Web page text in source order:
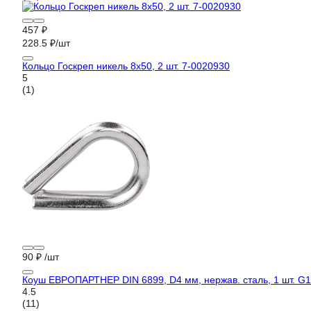
457 ₽
228.5 ₽/шт
Кольцо Госкреп никель 8х50, 2 шт. 7-0020930
5
(1)
90 ₽ /шт
Коуш ЕВРОПАРТНЕР DIN 6899, D4 мм, нержав. сталь, 1 шт.
4.5
(11)